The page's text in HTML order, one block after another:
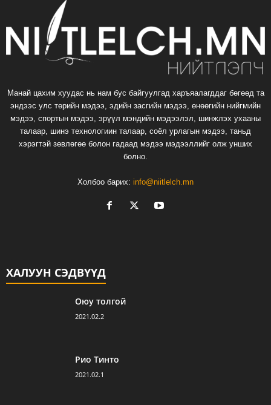
Манай цахим хуудас нь нам бус байгуулгад харъяалагддаг бөгөөд та
эндээс улс төрийн мэдээ, эдийн засгийн мэдээ, өнөөгийн нийгмийн
мэдээ, спортын мэдээ, эрүүл мэндийн мэдээлэл, шинжлэх ухааны
талаар, шинэ технологиин талаар, соёл урлагын мэдээ, таньд
хэрэгтэй зөвлөгөө болон гадаад мэдээ мэдээллийг олж унших
болно.
Холбоо барих: info@niitlelch.mn
ХАЛУУН СЭДВҮҮД
Оюу толгой
2021.02.2
Рио Тинто
2021.02.1